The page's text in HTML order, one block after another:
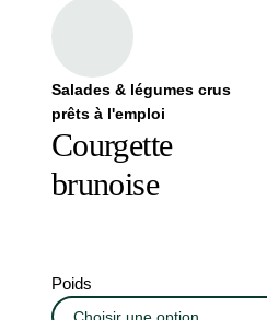
Salades & légumes crus
prêts à l'emploi
Courgette
brunoise
Poids